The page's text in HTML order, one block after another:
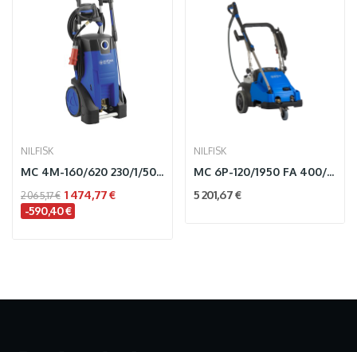
NILFISK
MC 4M-160/620 230/1/50/16 EU
2 065,17 € 1 474,77 €
-590,40 €
NILFISK
MC 6P-120/1950 FA 400/3/50 EU
5 201,67 €